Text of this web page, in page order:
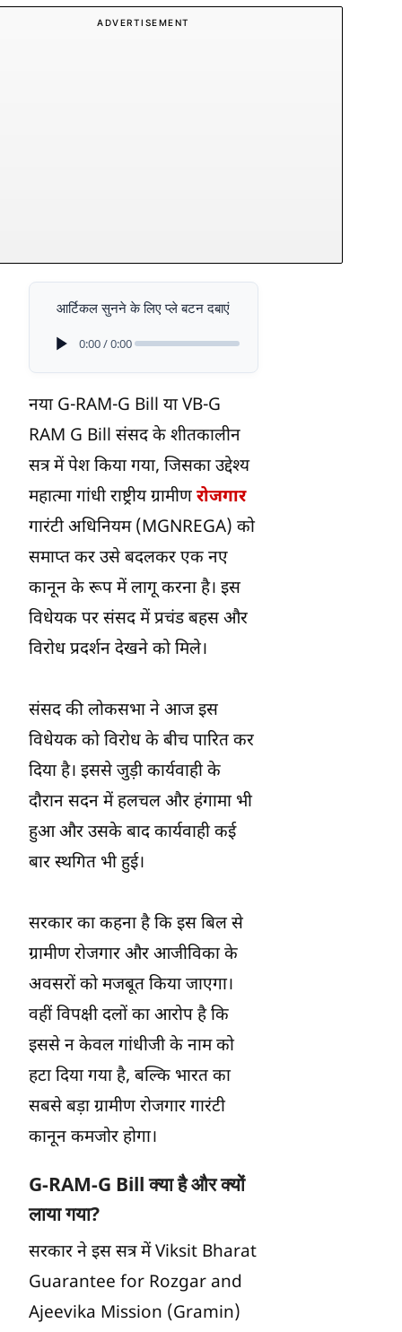
ADVERTISEMENT
आर्टिकल सुनने के लिए प्ले बटन दबाएं
0:00 / 0:00
नया G-RAM-G Bill या VB-G
RAM G Bill संसद के शीतकालीन
सत्र में पेश किया गया, जिसका उद्देश्य
महात्मा गांधी राष्ट्रीय ग्रामीण रोजगार
गारंटी अधिनियम (MGNREGA) को
समाप्त कर उसे बदलकर एक नए
कानून के रूप में लागू करना है। इस
विधेयक पर संसद में प्रचंड बहस और
विरोध प्रदर्शन देखने को मिले।
संसद की लोकसभा ने आज इस
विधेयक को विरोध के बीच पारित कर
दिया है। इससे जुड़ी कार्यवाही के
दौरान सदन में हलचल और हंगामा भी
हुआ और उसके बाद कार्यवाही कई
बार स्थगित भी हुई।
सरकार का कहना है कि इस बिल से
ग्रामीण रोजगार और आजीविका के
अवसरों को मजबूत किया जाएगा।
वहीं विपक्षी दलों का आरोप है कि
इससे न केवल गांधीजी के नाम को
हटा दिया गया है, बल्कि भारत का
सबसे बड़ा ग्रामीण रोजगार गारंटी
कानून कमजोर होगा।
G-RAM-G Bill क्या है और क्यों
लाया गया?
सरकार ने इस सत्र में Viksit Bharat
Guarantee for Rozgar and
Ajeevika Mission (Gramin)